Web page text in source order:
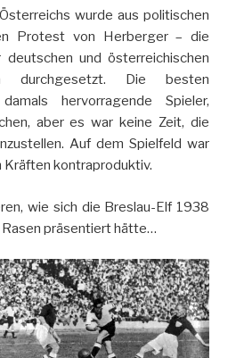
wurde aus politischen
Protest von Herberger – die
deutschen und österreichischen
durchgesetzt. Die besten
hervorragende Spieler,
aber es war keine Zeit, die
Auf dem Spielfeld war
Kräften kontraproduktiv.
wie sich die Breslau-Elf 1938
präsentiert hätte…